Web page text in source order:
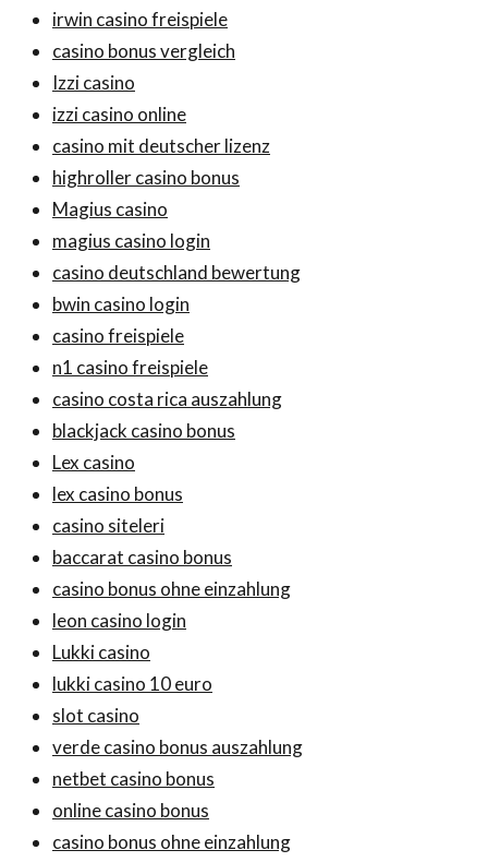
irwin casino freispiele
casino bonus vergleich
Izzi casino
izzi casino online
casino mit deutscher lizenz
highroller casino bonus
Magius casino
magius casino login
casino deutschland bewertung
bwin casino login
casino freispiele
n1 casino freispiele
casino costa rica auszahlung
blackjack casino bonus
Lex casino
lex casino bonus
casino siteleri
baccarat casino bonus
casino bonus ohne einzahlung
leon casino login
Lukki casino
lukki casino 10 euro
slot casino
verde casino bonus auszahlung
netbet casino bonus
online casino bonus
casino bonus ohne einzahlung